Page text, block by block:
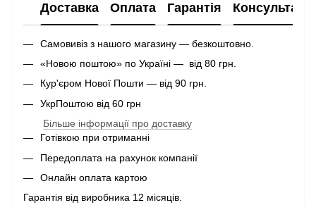
Доставка Оплата Гарантія Консультація
Самовивіз з нашого магазину — безкоштовно.
«Новою поштою» по Україні — від 80 грн.
Кур'єром Нової Пошти — від 90 грн.
УкрПоштою від 60 грн
Більше інформації про доставку
Готівкою при отриманні
Передоплата на рахунок компанії
Онлайн оплата картою
Гарантія від виробника 12 місяців.